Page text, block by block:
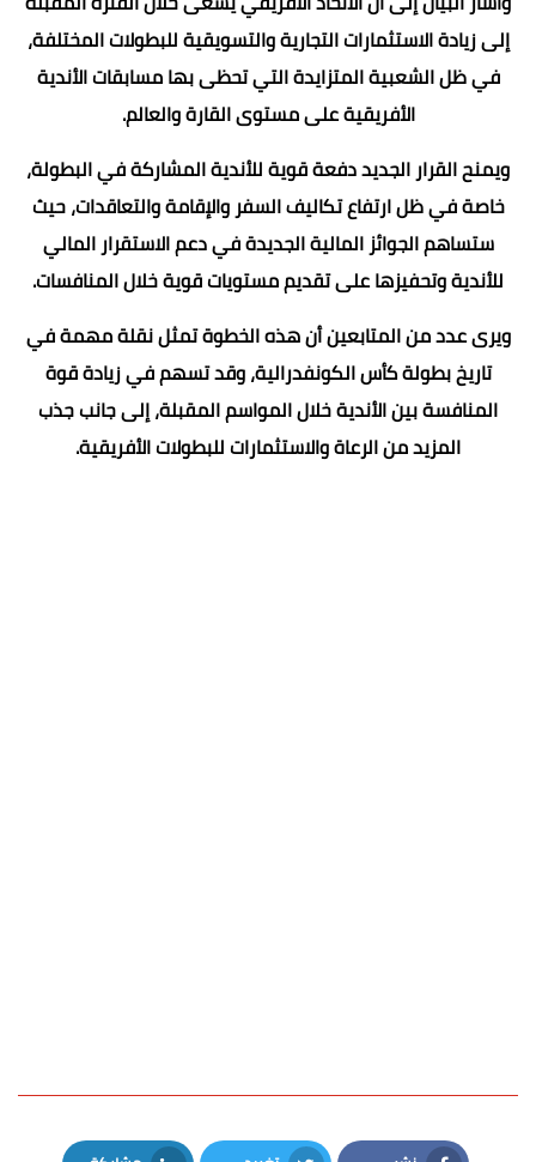
إلى زيادة الاستثمارات التجارية والتسويقية للبطولات المختلفة،
في ظل الشعبية المتزايدة التي تحظى بها مسابقات الأندية
الأفريقية على مستوى القارة والعالم.
ويمنح القرار الجديد دفعة قوية للأندية المشاركة في البطولة،
خاصة في ظل ارتفاع تكاليف السفر والإقامة والتعاقدات، حيث
ستساهم الجوائز المالية الجديدة في دعم الاستقرار المالي
للأندية وتحفيزها على تقديم مستويات قوية خلال المنافسات.
ويرى عدد من المتابعين أن هذه الخطوة تمثل نقلة مهمة في
تاريخ بطولة كأس الكونفدرالية، وقد تسهم في زيادة قوة
المنافسة بين الأندية خلال المواسم المقبلة، إلى جانب جذب
المزيد من الرعاة والاستثمارات للبطولات الأفريقية.